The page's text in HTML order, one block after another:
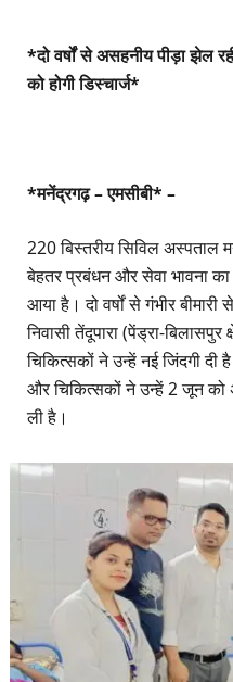
*दो वर्षों से असहनीय पीड़ा झेल
को होगी डिस्चार्ज*
*मनेंद्रगढ़ – एमसीबी* –
220 बिस्तरीय सिविल अस्पताल
बेहतर प्रबंधन और सेवा भावना
आया है। दो वर्षों से गंभीर
निवासी तेंदूपारा (पेंड्रा-
चिकित्सकों ने उन्हें नई जिंदगी दी
और चिकित्सकों ने उन्हें 2 जून को
ली है।